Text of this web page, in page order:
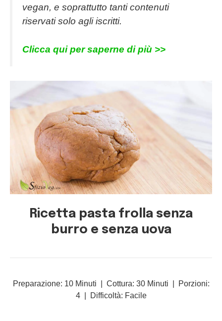
vegan, e soprattutto tanti contenuti
riservati solo agli iscritti.
Clicca qui per saperne di più >>
Ricetta pasta frolla senza
burro e senza uova
Preparazione: 10 Minuti | Cottura: 30 Minuti | Porzioni:
4 | Difficoltà: Facile